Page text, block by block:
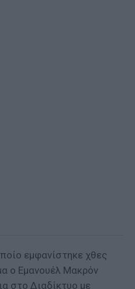
εμφανίστηκε χθες
ο Εμανουέλ Μακρόν
στο Διαδίκτυο με